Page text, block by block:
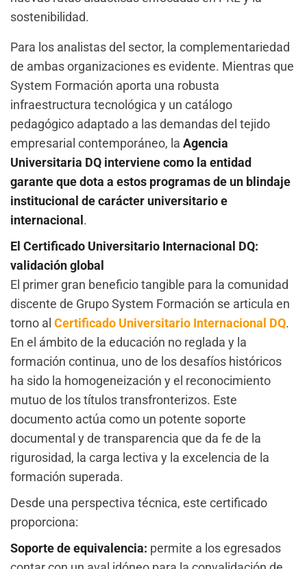
sostenibilidad.
Para los analistas del sector, la complementariedad
de ambas organizaciones es evidente. Mientras que
System Formación aporta una robusta
infraestructura tecnológica y un catálogo
pedagógico adaptado a las demandas del tejido
empresarial contemporáneo, la Agencia
Universitaria DQ interviene como la entidad
garante que dota a estos programas de un blindaje
institucional de carácter universitario e
internacional .
El Certificado Universitario Internacional DQ:
validación global
El primer gran beneficio tangible para la comunidad
discente de Grupo System Formación se articula en
torno al Certificado Universitario Internacional DQ.
En el ámbito de la educación no reglada y la
formación continua, uno de los desafíos históricos
ha sido la homogeneización y el reconocimiento
mutuo de los títulos transfronterizos. Este
documento actúa como un potente soporte
documental y de transparencia que da fe de la
rigurosidad, la carga lectiva y la excelencia de la
formación superada.
Desde una perspectiva técnica, este certificado
proporciona:
Soporte de equivalencia: permite a los egresados